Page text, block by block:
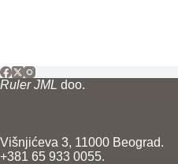
Ruler JML doo.
Višnjićeva 3, 11000 Beograd.
+381 65 933 0055.